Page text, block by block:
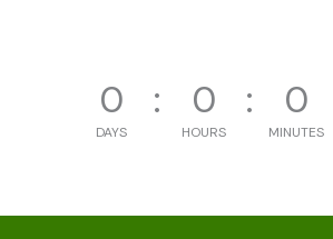
0
DAYS
0
HOURS
0
MINUTES